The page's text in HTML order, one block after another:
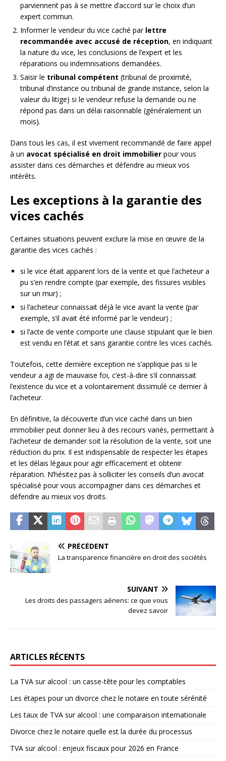
parviennent pas à se mettre d’accord sur le choix d’un
expert commun.
Informer le vendeur du vice caché par lettre
recommandée avec accusé de réception, en indiquant
la nature du vice, les conclusions de l’expert et les
réparations ou indemnisations demandées.
Saisir le tribunal compétent (tribunal de proximité,
tribunal d’instance ou tribunal de grande instance, selon la
valeur du litige) si le vendeur refuse la demande ou ne
répond pas dans un délai raisonnable (généralement un
mois).
Dans tous les cas, il est vivement recommandé de faire appel
à un avocat spécialisé en droit immobilier pour vous
assister dans ces démarches et défendre au mieux vos
intérêts.
Les exceptions à la garantie des
vices cachés
Certaines situations peuvent exclure la mise en œuvre de la
garantie des vices cachés :
si le vice était apparent lors de la vente et que l’acheteur a
pu s’en rendre compte (par exemple, des fissures visibles
sur un mur) ;
si l’acheteur connaissait déjà le vice avant la vente (par
exemple, s’il avait été informé par le vendeur) ;
si l’acte de vente comporte une clause stipulant que le bien
est vendu en l’état et sans garantie contre les vices cachés.
Toutefois, cette dernière exception ne s’applique pas si le
vendeur a agi de mauvaise foi, c’est-à-dire s’il connaissait
l’existence du vice et a volontairement dissimulé ce dernier à
l’acheteur.
En définitive, la découverte d’un vice caché dans un bien
immobilier peut donner lieu à des recours variés, permettant à
l’acheteur de demander soit la résolution de la vente, soit une
réduction du prix. Il est indispensable de respecter les étapes
et les délais légaux pour agir efficacement et obtenir
réparation. N’hésitez pas à solliciter les conseils d’un avocat
spécialisé pour vous accompagner dans ces démarches et
défendre au mieux vos droits.
PRÉCÉDENT
La transparence financière en droit des sociétés
SUIVANT
Les droits des passagers aériens: ce que vous
devez savoir
ARTICLES RÉCENTS
La TVA sur alcool : un casse-tête pour les comptables
Les étapes pour un divorce chez le notaire en toute sérénité
Les taux de TVA sur alcool : une comparaison internationale
Divorce chez le notaire quelle est la durée du processus
TVA sur alcool : enjeux fiscaux pour 2026 en France